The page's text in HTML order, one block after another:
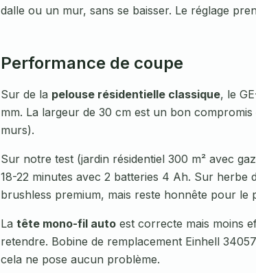
dalle ou un mur, sans se baisser. Le réglage
Performance de coupe
Sur de la pelouse résidentielle classique, le
mm. La largeur de 30 cm est un bon
murs).
Sur notre test (jardin résidentiel 300 m² avec
18-22 minutes avec 2 batteries 4 Ah. Sur
brushless premium, mais reste honnête pour le
La tête mono-fil auto est correcte mais moins
retendre. Bobine de remplacement Einhell
cela ne pose aucun problème.